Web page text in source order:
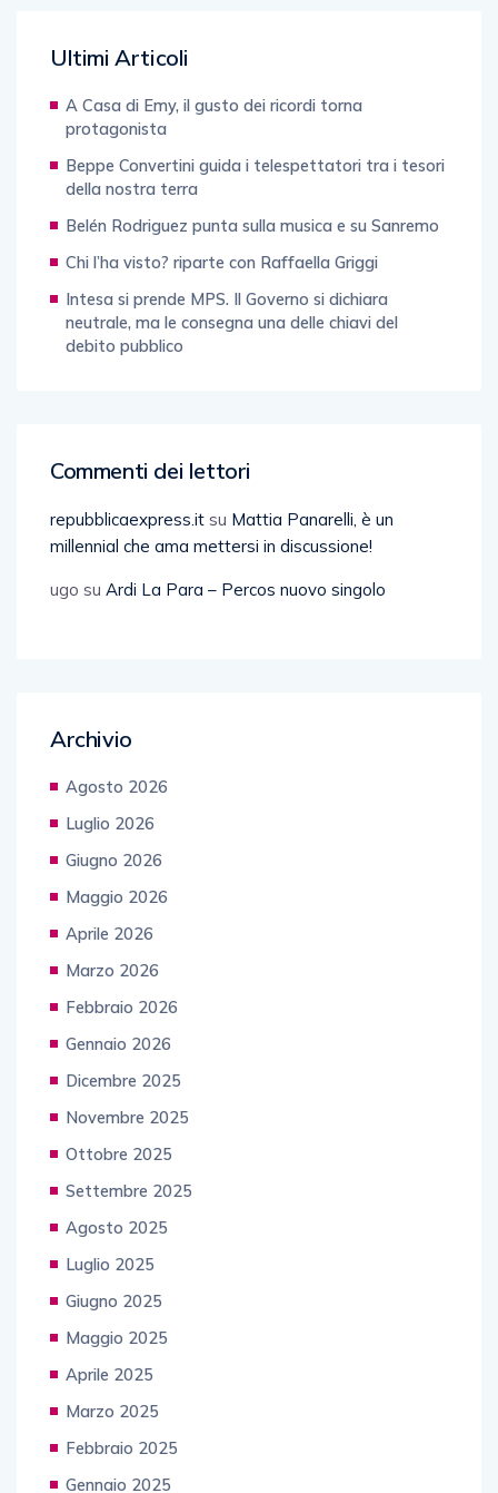
Ultimi Articoli
A Casa di Emy, il gusto dei ricordi torna
protagonista
Beppe Convertini guida i telespettatori tra i tesori
della nostra terra
Belén Rodriguez punta sulla musica e su Sanremo
Chi l’ha visto? riparte con Raffaella Griggi
Intesa si prende MPS. Il Governo si dichiara
neutrale, ma le consegna una delle chiavi del
debito pubblico
Commenti dei lettori
repubblicaexpress.it su Mattia Panarelli, è un
millennial che ama mettersi in discussione!
ugo su Ardi La Para – Percos nuovo singolo
Archivio
Agosto 2026
Luglio 2026
Giugno 2026
Maggio 2026
Aprile 2026
Marzo 2026
Febbraio 2026
Gennaio 2026
Dicembre 2025
Novembre 2025
Ottobre 2025
Settembre 2025
Agosto 2025
Luglio 2025
Giugno 2025
Maggio 2025
Aprile 2025
Marzo 2025
Febbraio 2025
Gennaio 2025